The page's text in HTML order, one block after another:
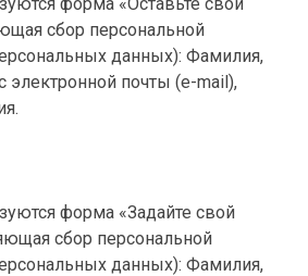
сбор персональной
данных): Фамилия,
электронной почты (e-mail),
форма «Задайте свой
сбор персональной
данных): Фамилия,